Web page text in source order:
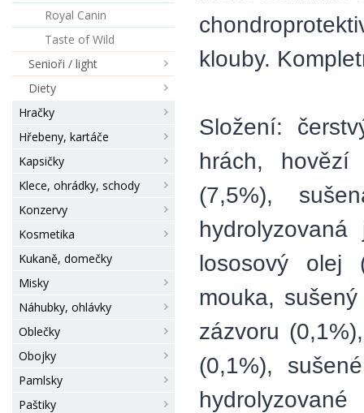
Royal Canin
Taste of Wild
Senioři / light
Diety
Hračky
Hřebeny, kartáče
Kapsičky
Klece, ohrádky, schody
Konzervy
Kosmetika
Kukaně, domečky
Misky
Náhubky, ohlávky
Oblečky
Obojky
Pamlsky
Paštiky
klouby.
Složení:
hrách,
(7,5%),
lososový olej
mouka,
zázvoru
(0,1%),